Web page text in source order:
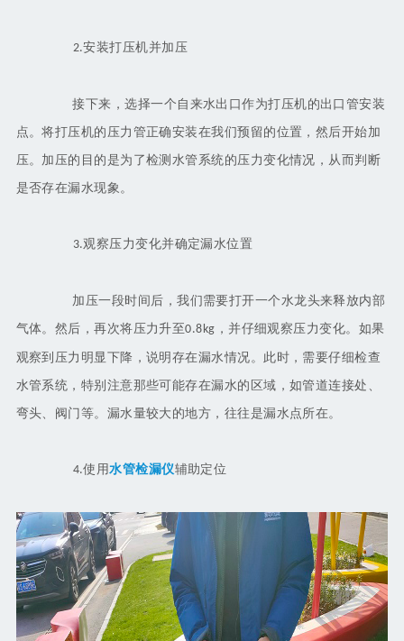
2.安装打压机并加压
接下来，选择一个自来水出口作为打压机的出口管安装
点。将打压机的压力管正确安装在我们预留的位置，然后开始加
压。加压的目的是为了检测水管系统的压力变化情况，从而判断
是否存在漏水现象。
3.观察压力变化并确定漏水位置
加压一段时间后，我们需要打开一个水龙头来释放内部
气体。然后，再次将压力升至0.8kg ，并仔细观察压力变化。如果
观察到压力明显下降，说明存在漏水情况。此时，需要仔细检查
水管系统，特别注意那些可能存在漏水的区域，如管道连接处、
弯头、阀门等。漏水量较大的地方，往往是漏水点所在。
4.使用水管检漏仪辅助定位